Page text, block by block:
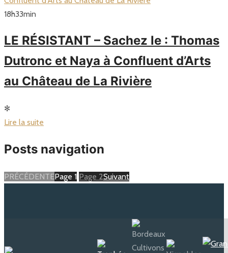
18h33min
LE RÉSISTANT – Sachez le : Thomas
Dutronc et Naya à Confluent d’Arts
au Château de La Rivière
✻
Lire la suite
Posts navigation
PRÉCÉDENTEPage 1 Page 2Suivant